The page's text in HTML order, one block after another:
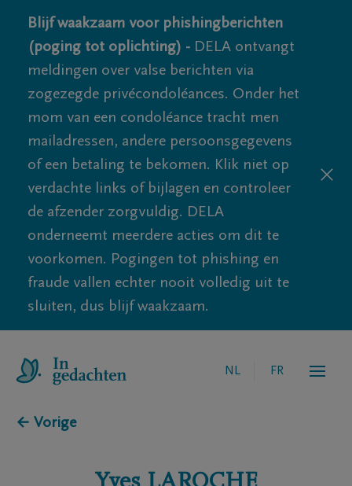
Blijf waakzaam voor phishingberichten
(poging tot oplichting) - DELA ontvangt
meldingen over valse berichten via
zogezegde privécondoléances. Onder het
mom van een condoléance tracht men
mailadressen, andere persoonsgegevens
of een betaling te bekomen. Klik niet op
verdachte links of bijlagen en controleer
de afzender zorgvuldig. DELA
onderneemt meerdere acties om dit te
voorkomen. Pogingen tot phishing en
fraude vallen echter nooit volledig uit te
sluiten, dus blijf waakzaam.
NL FR
← Vorige